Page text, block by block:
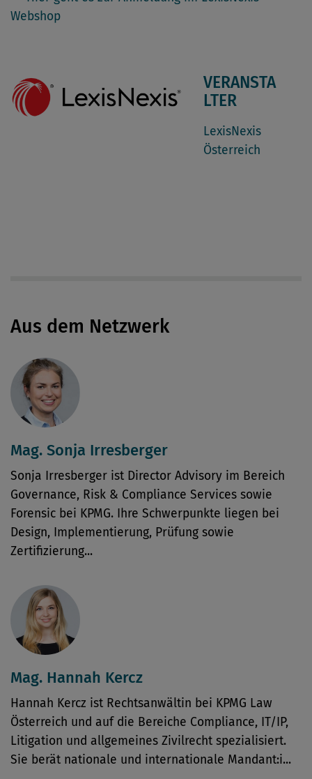
Webshop
VERANSTA
LTER
LexisNexis
Österreich
Aus dem Netzwerk
Mag. Sonja Irresberger
Sonja Irresberger ist Director Advisory im Bereich
Governance, Risk & Compliance Services sowie
Forensic bei KPMG. Ihre Schwerpunkte liegen bei
Design, Implementierung, Prüfung sowie
Zertifizierung...
Mag. Hannah Kercz
Hannah Kercz ist Rechtsanwältin bei KPMG Law
Österreich und auf die Bereiche Compliance, IT/IP,
Litigation und allgemeines Zivilrecht spezialisiert.
Sie berät nationale und internationale Mandant:i...